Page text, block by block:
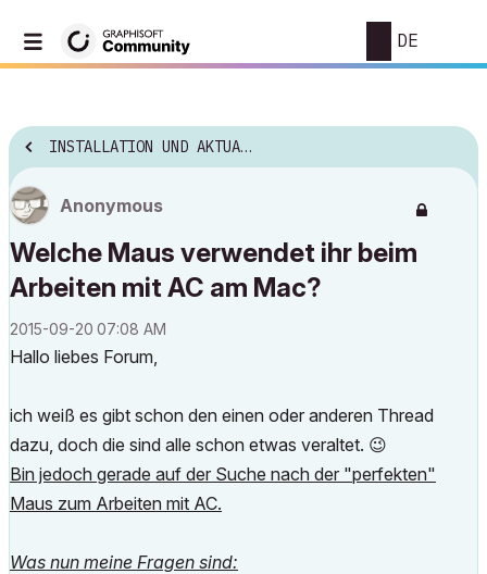
DE
INSTALLATION UND AKTUALISIERUNG
Anonymous
Welche Maus verwendet ihr beim
Arbeiten mit AC am Mac?
‎2015-09-20 07:08 AM
Hallo liebes Forum,
ich weiß es gibt schon den einen oder anderen Thread
dazu, doch die sind alle schon etwas veraltet. 😉
Bin jedoch gerade auf der Suche nach der "perfekten"
Maus zum Arbeiten mit AC.
Was nun meine Fragen sind: